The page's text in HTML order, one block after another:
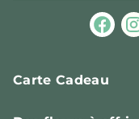
Carte Cadeau